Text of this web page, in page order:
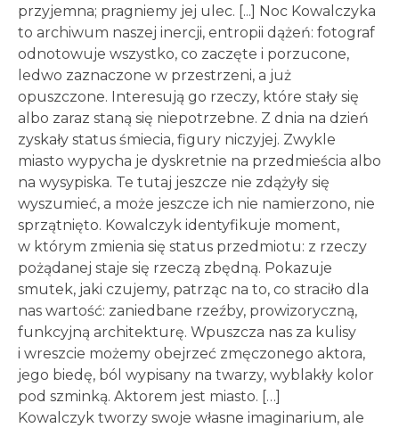
przyjemna; pragniemy jej ulec. [...] Noc Kowalczyka
to archiwum naszej inercji, entropii dążeń: fotograf
odnotowuje wszystko, co zaczęte i porzucone,
ledwo zaznaczone w przestrzeni, a już
opuszczone. Interesują go rzeczy, które stały się
albo zaraz staną się niepotrzebne. Z dnia na dzień
zyskały status śmiecia, figury niczyjej. Zwykle
miasto wypycha je dyskretnie na przedmieścia albo
na wysypiska. Te tutaj jeszcze nie zdążyły się
wyszumieć, a może jeszcze ich nie namierzono, nie
sprzątnięto. Kowalczyk identyfikuje moment,
w którym zmienia się status przedmiotu: z rzeczy
pożądanej staje się rzeczą zbędną. Pokazuje
smutek, jaki czujemy, patrząc na to, co straciło dla
nas wartość: zaniedbane rzeźby, prowizoryczną,
funkcyjną architekturę. Wpuszcza nas za kulisy
i wreszcie możemy obejrzeć zmęczonego aktora,
jego biedę, ból wypisany na twarzy, wyblakły kolor
pod szminką. Aktorem jest miasto. […]
Kowalczyk tworzy swoje własne imaginarium, ale